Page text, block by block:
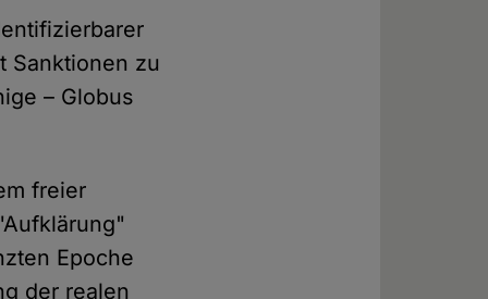
Sanktionen zu
– Globus
freier
Epoche
der realen